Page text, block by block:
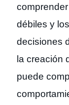
débiles y
decisiones
la creación
puede